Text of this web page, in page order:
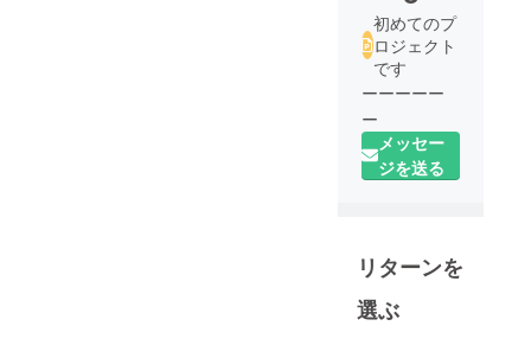
初めてのプ
ロジェクト
です
ーーーーー
ー
メッセー
ジを送る
リターンを
選ぶ